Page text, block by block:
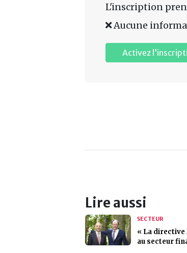
L'inscription
Aucune
Activez
Lire aussi
SECTEUR
« La directive
au secteur